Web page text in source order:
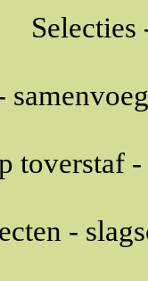
Selecties
toverstaf
-